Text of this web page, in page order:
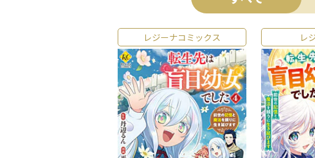
レジーナコミックス レ